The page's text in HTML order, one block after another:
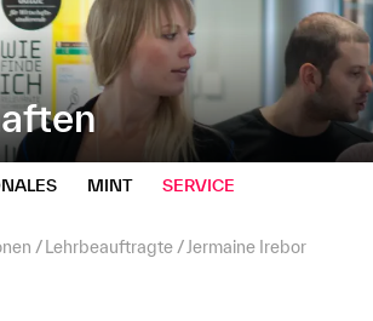
MINT SERVICE
Lehrbeauftragte Jermaine Irebor